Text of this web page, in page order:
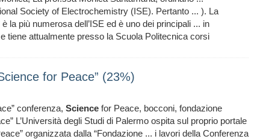
Society of Electrochemistry (ISE). Pertanto ... ). La
è la più numerosa dell’ISE ed è uno dei principali ... in
tiene attualmente presso la Scuola Politecnica corsi
for Peace” (23%)
conferenza, Science for Peace, bocconi, fondazione
L’Università degli Studi di Palermo ospita sul proprio portale
organizzata dalla “Fondazione ... i lavori della Conferenza